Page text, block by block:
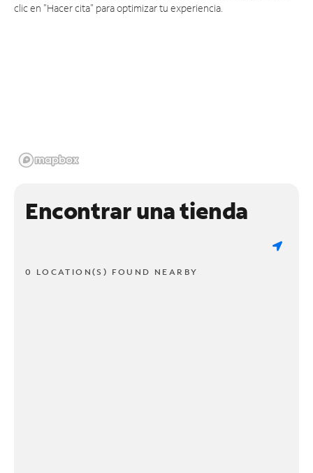
clic en "Hacer cita" para optimizar tu experiencia.
Encontrar una tienda
0 LOCATION(S) FOUND NEARBY